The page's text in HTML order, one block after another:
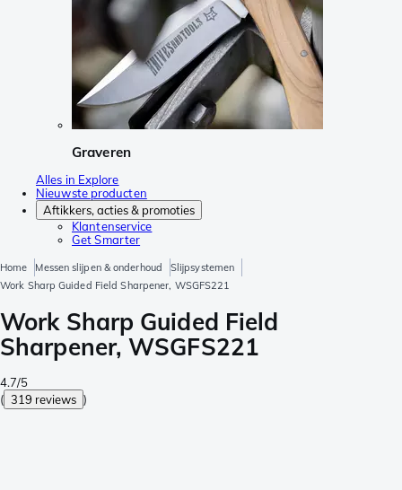
Graveren
Alles in Explore
Nieuwste producten
Aftikkers, acties & promoties
Klantenservice
Get Smarter
Home Messen slijpen & onderhoud
Slijpsystemen
Work Sharp Guided Field Sharpener, WSGFS221
Work Sharp Guided Field
Sharpener, WSGFS221
4.7/5
( 319 reviews )